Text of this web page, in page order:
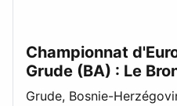
Championnat
Grude (BA) : Le
Grude, Bosnie-